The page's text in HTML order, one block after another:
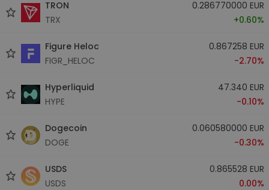
TRON
TRX
0.286770000 EUR
+0.60%
Figure Heloc
FIGR_HELOC
0.867258 EUR
-2.70%
Hyperliquid
HYPE
47.340 EUR
-0.10%
Dogecoin
DOGE
0.060580000 EUR
-0.30%
USDS
USDS
0.865528 EUR
0.00%